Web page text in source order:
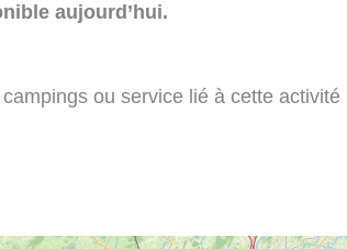
aujourd’hui.
ou service lié à cette activité